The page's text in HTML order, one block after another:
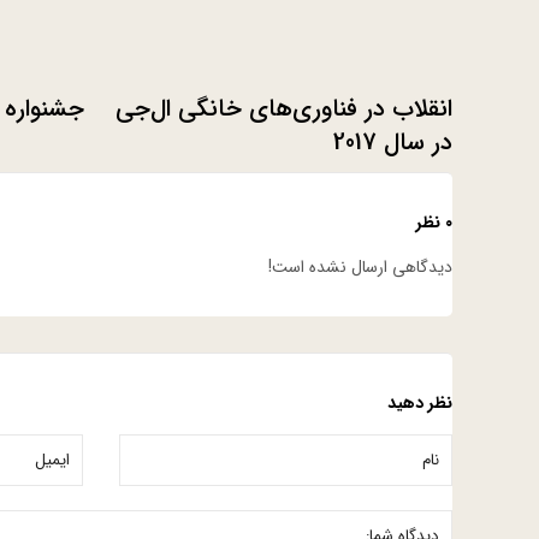
انقلاب در فناوری‌های خانگی ال‌جی
در سال 2017
۰ نظر
دیدگاهی ارسال نشده است!
نظر دهید